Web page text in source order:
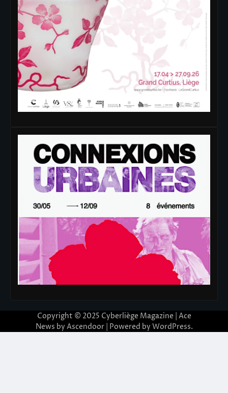
Copyright © 2025 Cyberliège Magazine | Ace
News by Ascendoor| Powered by WordPress.